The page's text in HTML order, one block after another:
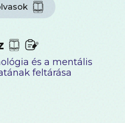
és a mentális
feltárása